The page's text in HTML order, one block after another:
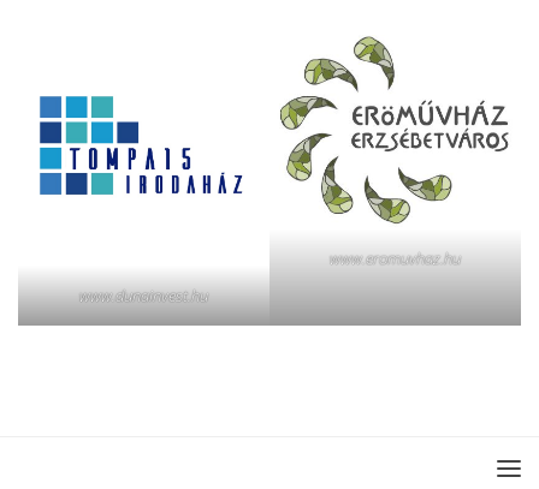
www.dunainvest.hu
www.eromuvhaz.hu